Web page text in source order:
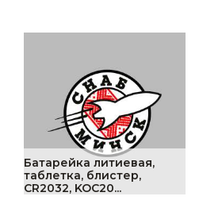
Батарейка литиевая,
таблетка, блистер,
CR2032, KOC20...